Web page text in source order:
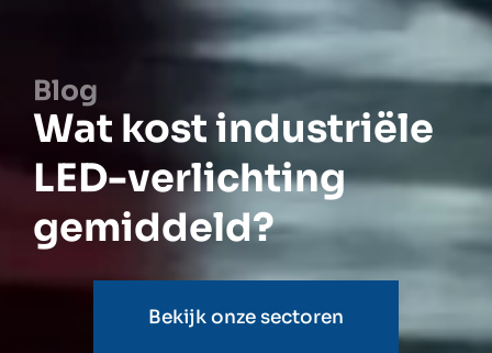
Blog
Wat kost industriële
LED-verlichting
gemiddeld?
Bekijk onze sectoren